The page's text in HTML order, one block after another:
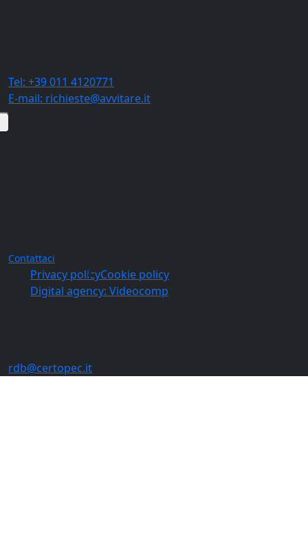
Tel: +39 011 4120771
E-mail: richieste@avvitare.it
Contattaci
Privacy policyCookie policy
Digital agency: Videocomp
rdb@certopec.it